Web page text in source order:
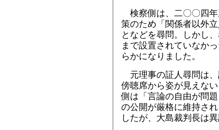
検察側は、二〇〇四
策のため「関係者以外
となどを尋問。しかし
まで設置されていなか
らかになりました。
元理事の証人尋問は
傍聴席から姿が見えな
側は「言論の自由が問
の公開が厳格に維持さ
したが、大島裁判長は